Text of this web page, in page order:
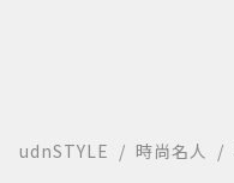
udnSTYLE 時尚名人